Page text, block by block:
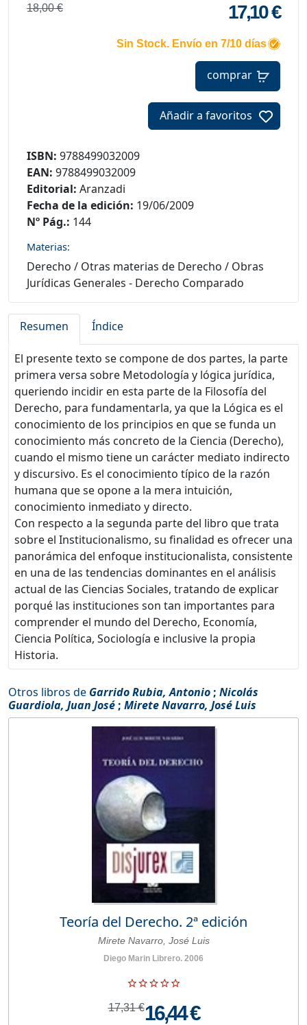
18,00 € 17,10 €
Sin Stock. Envío en 7/10 días
comprar
Añadir a favoritos
ISBN: 9788499032009
EAN: 9788499032009
Editorial: Aranzadi
Fecha de la edición: 19/06/2009
Nº Pág.: 144
Materias:
Derecho / Otras materias de Derecho / Obras
Jurídicas Generales - Derecho Comparado
Resumen Índice
El presente texto se compone de dos partes, la parte
primera versa sobre Metodología y lógica jurídica,
queriendo incidir en esta parte de la Filosofía del
Derecho, para fundamentarla, ya que la Lógica es el
conocimiento de los principios en que se funda un
conocimiento más concreto de la Ciencia (Derecho),
cuando el mismo tiene un carácter mediato indirecto
y discursivo. Es el conocimiento típico de la razón
humana que se opone a la mera intuición,
conocimiento inmediato y directo.
Con respecto a la segunda parte del libro que trata
sobre el Institucionalismo, su finalidad es ofrecer una
panorámica del enfoque institucionalista, consistente
en una de las tendencias dominantes en el análisis
actual de las Ciencias Sociales, tratando de explicar
porqué las instituciones son tan importantes para
comprender el mundo del Derecho, Economía,
Ciencia Política, Sociología e inclusive la propia
Historia.
Otros libros de Garrido Rubia, Antonio ; Nicolás
Guardiola, Juan José ; Mirete Navarro, José Luis
Teoría del Derecho. 2ª edición
Mirete Navarro, José Luis
Diego Marin Librero. 2006
17,31 €16,44 €